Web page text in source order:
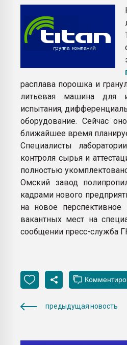
расплава порошка и
литьевая машина для
испытания,
оборудование. Сейчас
ближайшее время
Специалисты
контроля сырья и
полностью
Омский завод
кадрами нового
на новое перспективное
вакантных мест на
сообщении пресс-служба
предыдущая новость